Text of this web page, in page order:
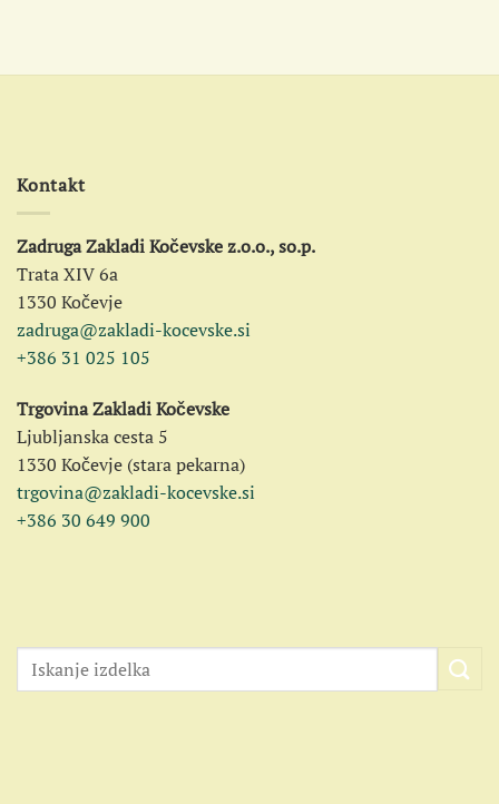
Kontakt
Zadruga Zakladi Kočevske z.o.o., so.p.
Trata XIV 6a
1330 Kočevje
zadruga@zakladi-kocevske.si
+386 31 025 105
Trgovina Zakladi Kočevske
Ljubljanska cesta 5
1330 Kočevje (stara pekarna)
trgovina@zakladi-kocevske.si
+386 30 649 900